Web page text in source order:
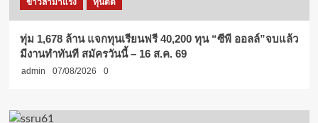
ข่าวล่ามาแรง ทุนดีดี
ทุ่ม 1,678 ล้าน แจกทุนเรียนฟรี 40,200 ทุน “ซีพี ออลล์”จบแล้ว
มีงานทำทันที สมัครวันนี้ – 16 ส.ค. 69
admin 07/08/2026 0